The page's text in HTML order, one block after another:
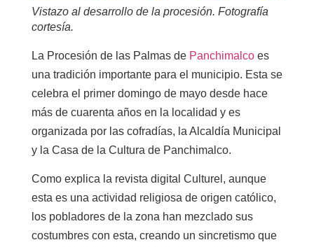
Vistazo al desarrollo de la procesión. Fotografía
cortesía.
La Procesión de las Palmas de Panchimalco es
una tradición importante para el municipio. Esta se
celebra el primer domingo de mayo desde hace
más de cuarenta años en la localidad y es
organizada por las cofradías, la Alcaldía Municipal
y la Casa de la Cultura de Panchimalco.
Como explica la revista digital Culturel, aunque
esta es una actividad religiosa de origen católico,
los pobladores de la zona han mezclado sus
costumbres con esta, creando un sincretismo que